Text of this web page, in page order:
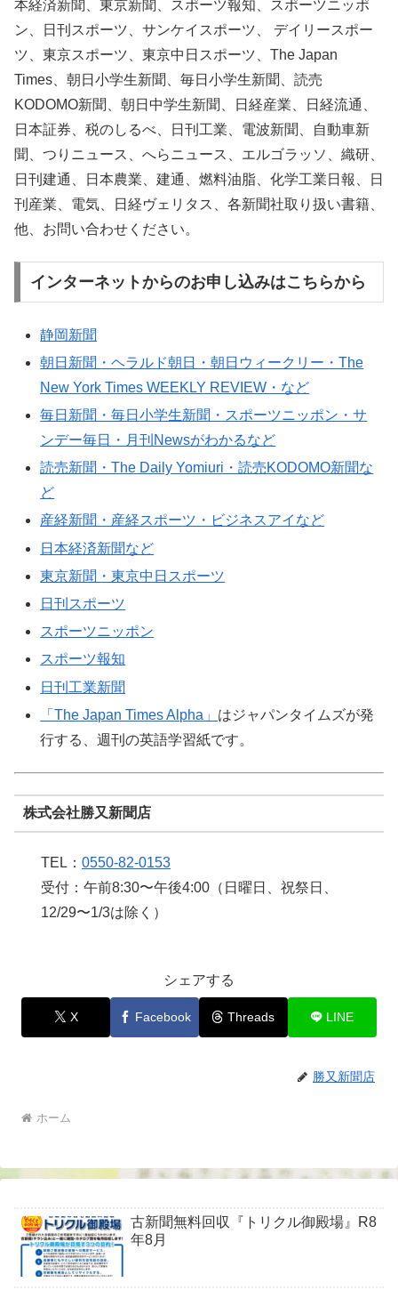
本経済新聞、東京新聞、スポーツ報知、スポーツニッポ
ン、日刊スポーツ、サンケイスポーツ、 デイリースポー
ツ、東京スポーツ、東京中日スポーツ、The Japan
Times、朝日小学生新聞、毎日小学生新聞、読売
KODOMO新聞、朝日中学生新聞、日経産業、日経流通、
日本証券、税のしるべ、日刊工業、電波新聞、自動車新
聞、つりニュース、へらニュース、エルゴラッソ、織研、
日刊建通、日本農業、建通、燃料油脂、化学工業日報、日
刊産業、電気、日経ヴェリタス、各新聞社取り扱い書籍、
他、お問い合わせください。
インターネットからのお申し込みはこちらから
静岡新聞
朝日新聞・ヘラルド朝日・朝日ウィークリー・The
New York Times WEEKLY REVIEW・など
毎日新聞・毎日小学生新聞・スポーツニッポン・サ
ンデー毎日・月刊Newsがわかるなど
読売新聞・The Daily Yomiuri・読売KODOMO新聞な
ど
産経新聞・産経スポーツ・ビジネスアイなど
日本経済新聞など
東京新聞・東京中日スポーツ
日刊スポーツ
スポーツニッポン
スポーツ報知
日刊工業新聞
「The Japan Times Alpha」 はジャパンタイムズが発
行する、週刊の英語学習紙です。
株式会社勝又新聞店
TEL： 0550-82-0153
受付：午前8:30〜午後4:00（日曜日、祝祭日、
12/29〜1/3は除く）
シェアする
X Facebook Threads LINE
勝又新聞店
ホーム
古新聞無料回収『トリクル御殿場』R8
年8月